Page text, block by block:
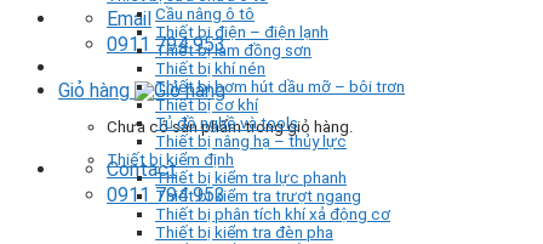
Email
0911 794 953
Giỏ hàng
Chưa có sản phẩm trong giỏ hàng.
Contact
0911 794 953
Cầu nâng ô tô
Thiết bị điện – điện lạnh
Thiết bị làm đồng sơn
Thiết bị khí nén
Thiết bị bơm hút dầu mỡ – bôi trơn
Thiết bị cơ khí
Tủ đồ nghề và tools
Thiết bị nâng hạ – thủy lực
Thiết bị kiểm định
Thiết bị kiểm tra lực phanh
Thiết bị kiểm tra trượt ngang
Thiết bị phân tích khí xả động cơ
Thiết bị kiểm tra đèn pha